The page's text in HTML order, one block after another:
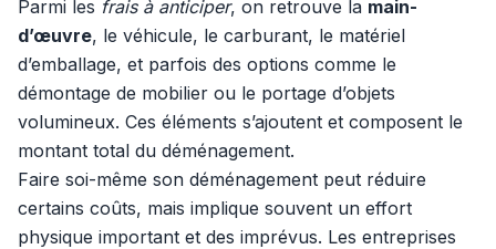
Parmi les frais à anticiper, on retrouve la main-
d’œuvre, le véhicule, le carburant, le matériel
d’emballage, et parfois des options comme le
démontage de mobilier ou le portage d’objets
volumineux. Ces éléments s’ajoutent et composent le
montant total du déménagement.
Faire soi-même son déménagement peut réduire
certains coûts, mais implique souvent un effort
physique important et des imprévus. Les entreprises